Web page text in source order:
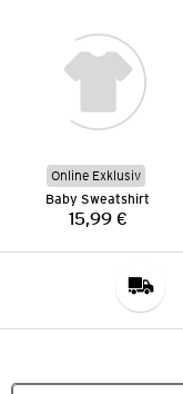
Online Exklusiv
Baby Sweatshirt
Preis:
15,99 €